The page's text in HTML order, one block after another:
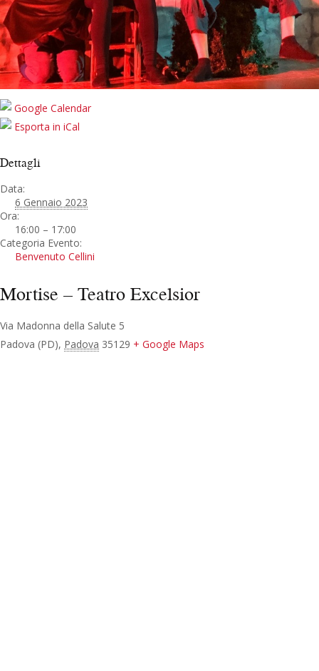
Google Calendar
Esporta in iCal
Dettagli
Data:
6 Gennaio 2023
Ora:
16:00 – 17:00
Categoria Evento:
Benvenuto Cellini
Mortise – Teatro Excelsior
Via Madonna della Salute 5
Padova (PD), Padova 35129 + Google Maps